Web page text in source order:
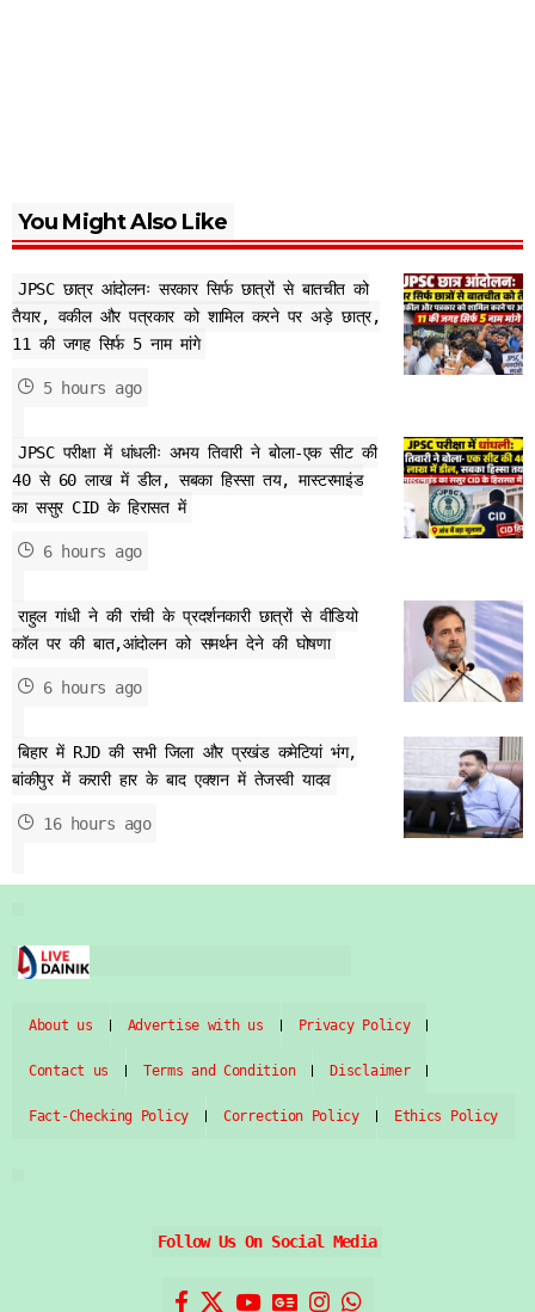
You Might Also Like
JPSC छात्र आंदोलनः सरकार सिर्फ छात्रों से बातचीत को
तैयार, वकील और पत्रकार को शामिल करने पर अड़े छात्र,
11 की जगह सिर्फ 5 नाम मांगे
5 hours ago
JPSC परीक्षा में धांधलीः अभय तिवारी ने बोला-एक सीट की
40 से 60 लाख में डील, सबका हिस्सा तय, मास्टरमाइंड
का ससुर CID के हिरासत में
6 hours ago
राहुल गांधी ने की रांची के प्रदर्शनकारी छात्रों से वीडियो
कॉल पर की बात,आंदोलन को समर्थन देने की घोषणा
6 hours ago
बिहार में RJD की सभी जिला और प्रखंड कमेटियां भंग,
बांकीपुर में करारी हार के बाद एक्शन में तेजस्वी यादव
16 hours ago
About us Advertise with us Privacy Policy
Contact us Terms and Condition Disclaimer
Fact-Checking Policy Correction Policy Ethics Policy
Follow Us On Social Media